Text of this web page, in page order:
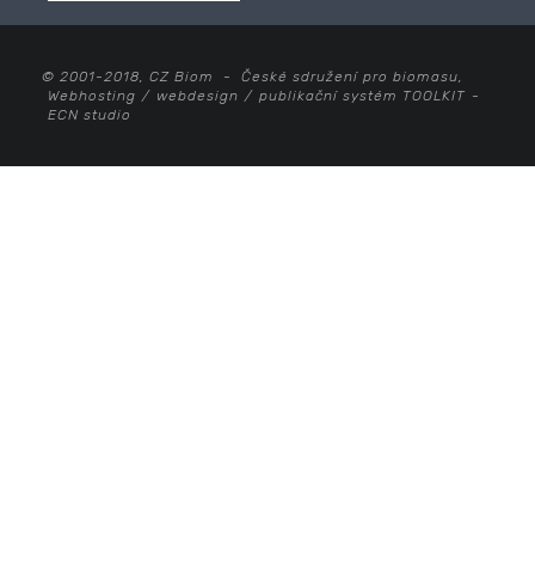
© 2001-2018, CZ Biom - České sdružení pro biomasu,
Webhosting / webdesign / publikační systém TOOLKIT -
ECN studio